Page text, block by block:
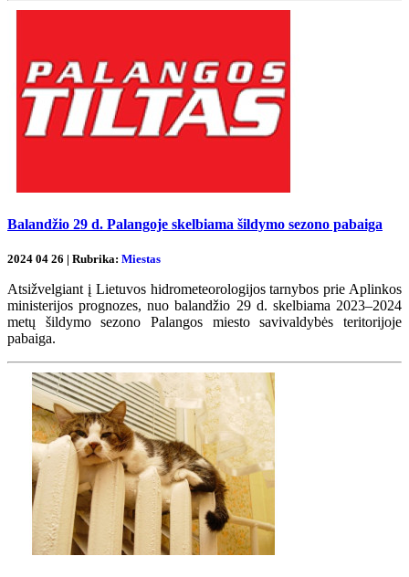
Balandžio 29 d. Palangoje skelbiama šildymo sezono pabaiga
2024 04 26 | Rubrika: Miestas
Atsižvelgiant į Lietuvos hidrometeorologijos tarnybos prie Aplinkos
ministerijos prognozes, nuo balandžio 29 d. skelbiama 2023–2024
metų šildymo sezono Palangos miesto savivaldybės teritorijoje
pabaiga.